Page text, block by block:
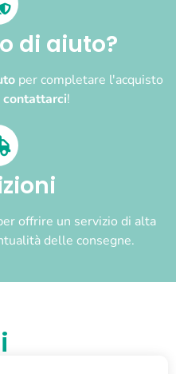
di aiuto?
per completare l'acquisto
contattarci!
offrire un servizio di alta
delle consegne.